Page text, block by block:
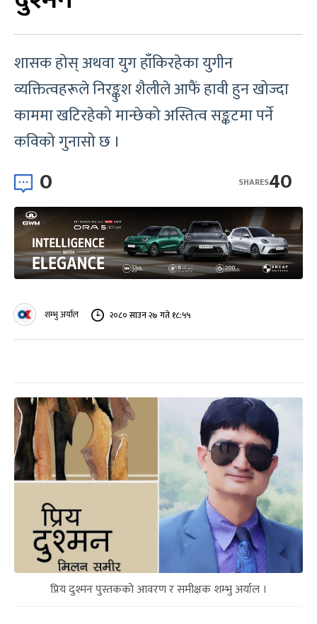
शासक होस् अथवा युग हाँकिरहेका युगीन
व्यक्तित्वहरूले निरङ्कुश शैलीले आफैं हावी हुन खोज्दा
काममा खटिरहेको मान्छेको अस्तित्व सङ्कटमा पर्ने
कविको गुनासो छ ।
0 40
SHARES
शम्भु अर्याल २०८० साउन २७ गते १८:५५
प्रिय दुश्मन पुस्तकको आवरण र समीक्षक शम्भु अर्याल ।